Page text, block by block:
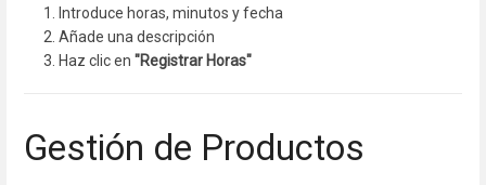
Introduce horas, minutos y fecha
Añade una descripción
Haz clic en "Registrar Horas"
Gestión de Productos